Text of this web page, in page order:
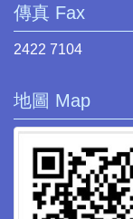
傳真 Fax
2422 7104
地圖 Map